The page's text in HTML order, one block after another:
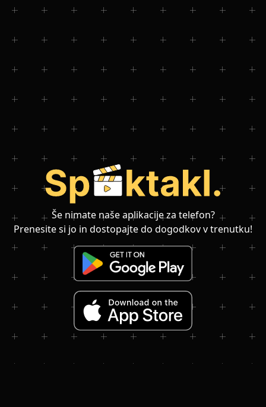
Še nimate naše aplikacije za telefon?
Prenesite si jo in dostopajte do dogodkov v trenutku!